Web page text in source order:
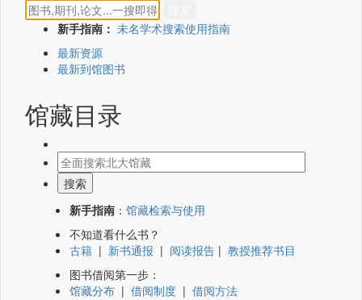
新手指南： 未名学术搜索使用指南
最新资源
最新到馆图书
馆藏目录
新手指南 ： 馆藏检索与使用
不知道看什么书？
古籍 | 新书通报 | 阅读报告 | 教授推荐书目
图书借阅第一步：
馆藏分布 | 借阅制度 | 借阅方法